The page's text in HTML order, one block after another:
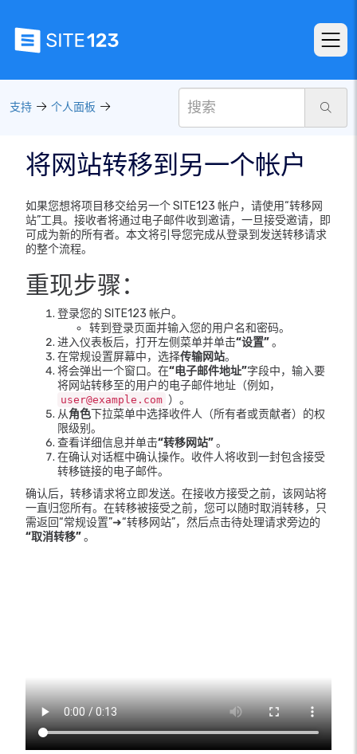
支持 个人面板
将网站转移到另一个帐户
如果您想将项目移交给另一个 SITE123 帐户，请使用“转移网
站”工具。接收者将通过电子邮件收到邀请，一旦接受邀请，即
可成为新的所有者。本文将引导您完成从登录到发送转移请求
的整个流程。
重现步骤：
登录您的 SITE123 帐户。
转到登录页面并输入您的用户名和密码。
进入仪表板后，打开左侧菜单并单击“设置”。
在常规设置屏幕中，选择传输网站。
将会弹出一个窗口。在“电子邮件地址”字段中，输入要
将网站转移至的用户的电子邮件地址（例如，
user@example.com ）。
从角色下拉菜单中选择收件人（所有者或贡献者）的权
限级别。
查看详细信息并单击“转移网站”。
在确认对话框中确认操作。收件人将收到一封包含接受
转移链接的电子邮件。
确认后，转移请求将立即发送。在接收方接受之前，该网站将
一直归您所有。在转移被接受之前，您可以随时取消转移，只
需返回“常规设置”➜“转移网站”，然后点击待处理请求旁边的
“取消转移”。